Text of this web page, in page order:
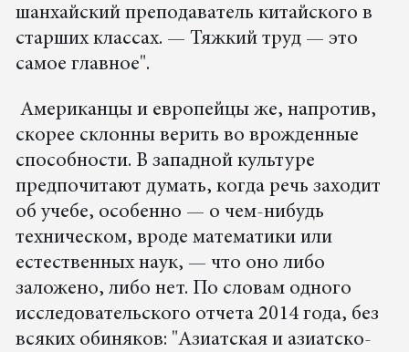
шанхайский преподаватель китайского в
старших классах. — Тяжкий труд — это
самое главное".
Американцы и европейцы же, напротив,
скорее склонны верить во врожденные
способности. В западной культуре
предпочитают думать, когда речь заходит
об учебе, особенно — о чем-нибудь
техническом, вроде математики или
естественных наук, — что оно либо
заложено, либо нет. По словам одного
исследовательского отчета 2014 года, без
всяких обиняков: "Азиатская и азиатско-